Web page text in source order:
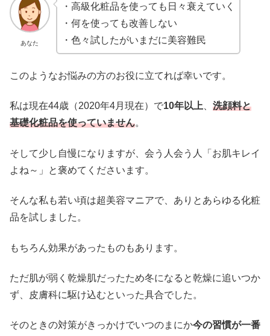
あなた
・高級化粧品を使っても日々衰えていく
・何を使っても改善しない
・色々試したがいまだに美容難民
このようなお悩みの方のお役に立てれば幸いです。
私は現在44歳（2020年4月現在）で10年以上
洗顔料と
基礎化粧品を使っていません。
そして少し自慢になりますが、会う人会う人「お肌キレイ
よね～」と褒めてくださいます。
そんな私も若い頃は超美容マニアで、ありとあらゆる化粧
品を試しました。
もちろん効果があったものもあります。
ただ肌が弱く乾燥肌だったため冬になると乾燥に追いつか
ず、皮膚科に駆け込むといった具合でした。
そのときの対策がきっかけでいつのまにか今の習慣が一番